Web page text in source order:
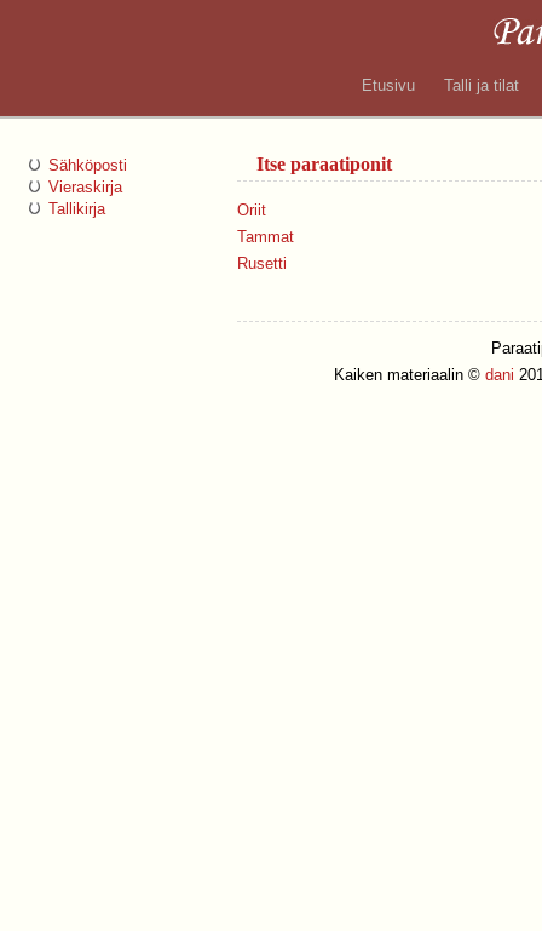
Etusivu Talli ja tilat
Sähköposti
Vieraskirja
Tallikirja
Itse paraatiponit
Oriit
Tammat
Rusetti
Kaiken materiaalin © dani